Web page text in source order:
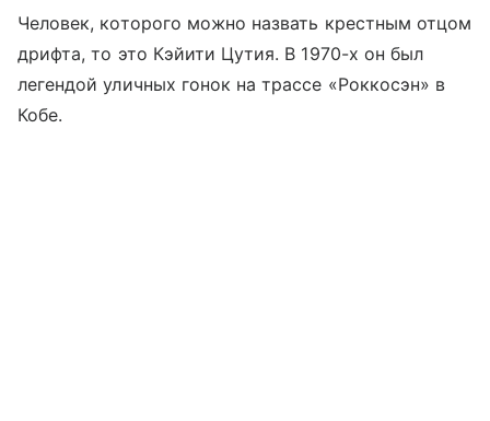
Человек, которого можно назвать крестным отцом
дрифта, то это Кэйити Цутия. В 1970-х он был
легендой уличных гонок на трассе «Роккосэн» в
Кобе.